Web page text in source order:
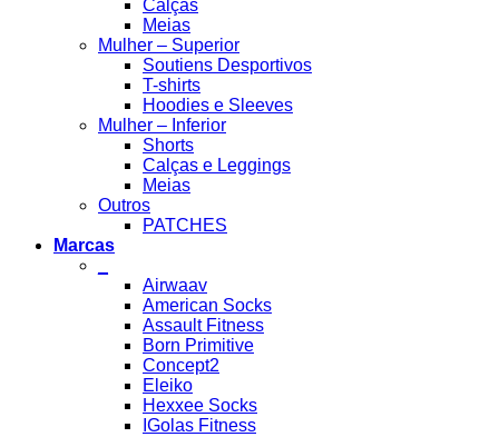
Calças
Meias
Mulher – Superior
Soutiens Desportivos
T-shirts
Hoodies e Sleeves
Mulher – Inferior
Shorts
Calças e Leggings
Meias
Outros
PATCHES
Marcas
Airwaav
American Socks
Assault Fitness
Born Primitive
Concept2
Eleiko
Hexxee Socks
IGolas Fitness